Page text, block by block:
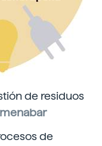
de residuos
de